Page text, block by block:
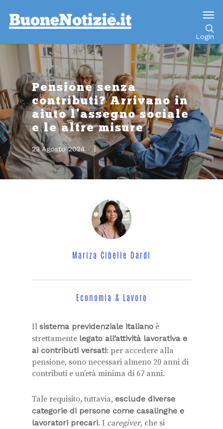
Login
Pensione senza
contributi? Arrivano in
aiuto l’assegno sociale
e le altre misure
23 Agosto 2024
Mariza Cibelle Dardi
Economia & Lavoro
Il sistema previdenziale italiano è
strettamente legato all’attività lavorativa e
ai contributi versati: per accedere alla
pensione, sono necessari almeno 20 anni di
contributi e un’età minima di 67 anni.
Tale requisito, tuttavia, esclude diverse
categorie di persone come casalinghe e
lavoratori precari. I caregiver, che si
Go to mobile version